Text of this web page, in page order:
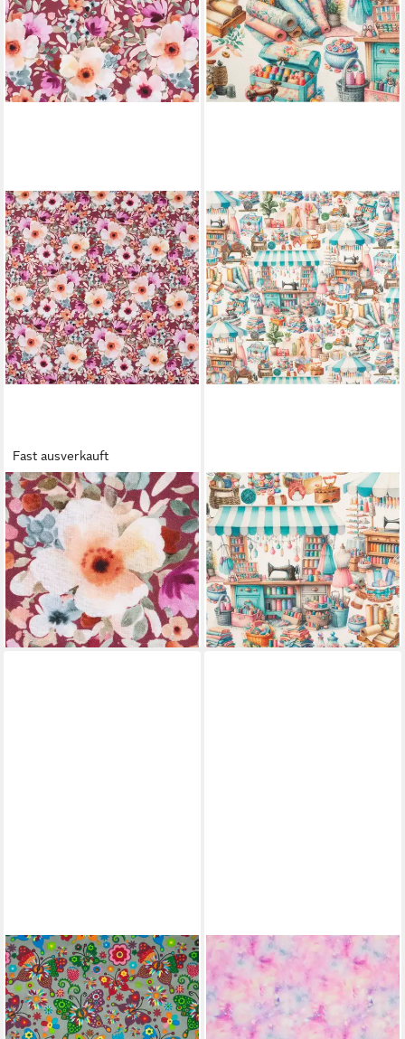
Fast ausverkauft
SCHÖNER LEBEN.
Stoff Baumwollstoff
Meterware Popeline
Digitaldruck Blumen rot bunt
140cm, allergikergeeignet
10,95 €
(10,95 €/ 1 m)
lieferbar - in 4-5 Werktagen bei dir
SCHÖNER LEBEN.
Stoff Baumwollstoff
Meterware Dekostoff Digital
Stoffmarkt weiß bunt 1,40m,
allergikergeeignet
16,95 €
(16,95 €/ 1 m)
lieferbar - in 4-5 Werktagen bei dir